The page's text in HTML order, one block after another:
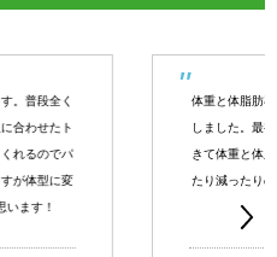
にここのパーソナルジムに通うことに
ナルジムで不安もありましたが慣れて
できています。日によっては増えてい
かり下げられるように今後も頑張って
いです。